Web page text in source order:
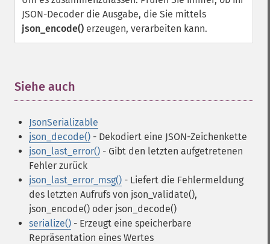
JSON-Decoder die Ausgabe, die Sie mittels
json_encode() erzeugen, verarbeiten kann.
Siehe auch
JsonSerializable
json_decode() - Dekodiert eine JSON-Zeichenkette
json_last_error() - Gibt den letzten aufgetretenen
Fehler zurück
json_last_error_msg() - Liefert die Fehlermeldung
des letzten Aufrufs von json_validate(),
json_encode() oder json_decode()
serialize() - Erzeugt eine speicherbare
Repräsentation eines Wertes